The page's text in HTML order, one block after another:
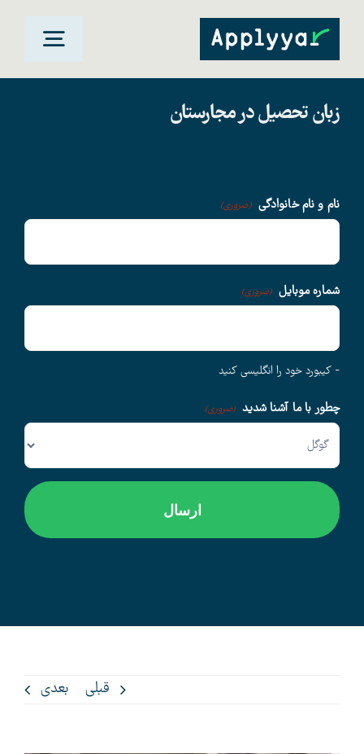
Skip
خانه
درباره ما
اخبار
زبان تحصیل در مجارستان
نام و نام خانوادگی (ضروری)
شماره موبایل (ضروری)
- کیبورد خود را انگلیسی کنید
چطور با ما آشنا شدید (ضروری)
قبلی بعدی